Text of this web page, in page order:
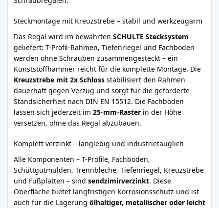
Steckmontage mit Kreuzstrebe – stabil und werkzeugarm
Das Regal wird im bewährten SCHULTE Stecksystem
geliefert: T-Profil-Rahmen, Tiefenriegel und Fachböden
werden ohne Schrauben zusammengesteckt – ein
Kunststoffhammer reicht für die komplette Montage. Die
Kreuzstrebe mit 2x Schloss stabilisiert den Rahmen
dauerhaft gegen Verzug und sorgt für die geforderte
Standsicherheit nach DIN EN 15512. Die Fachböden
lassen sich jederzeit im 25-mm-Raster in der Höhe
versetzen, ohne das Regal abzubauen.
Komplett verzinkt – langlebig und industrietauglich
Alle Komponenten – T-Profile, Fachböden,
Schüttgutmulden, Trennbleche, Tiefenriegel, Kreuzstrebe
und Fußplatten – sind sendzimirverzinkt. Diese
Oberfläche bietet langfristigen Korrosionsschutz und ist
auch für die Lagerung ölhaltiger, metallischer oder leicht